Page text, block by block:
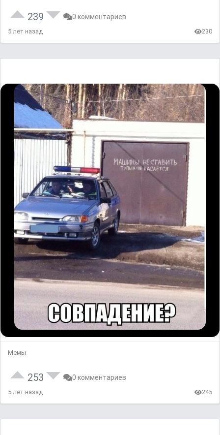
239 0 комментариев
5 лет назад 230
Мемы
253 0 комментариев
5 лет назад 245